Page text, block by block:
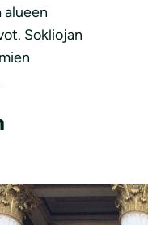
alueen
Sokliojan